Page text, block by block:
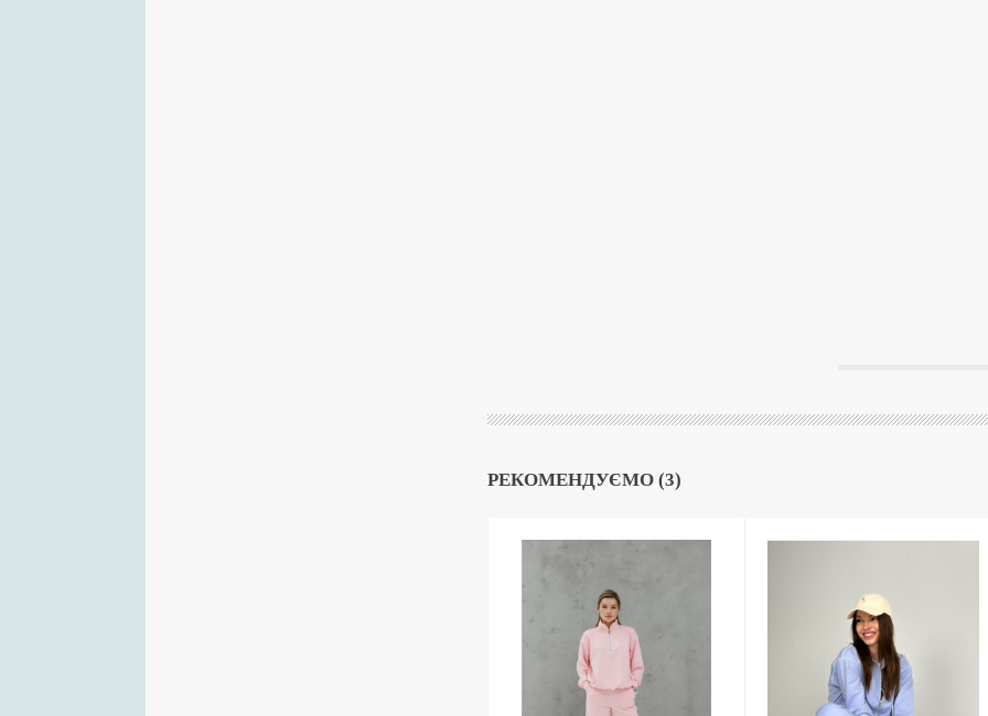
РЕКОМЕНДУЄМО (3)